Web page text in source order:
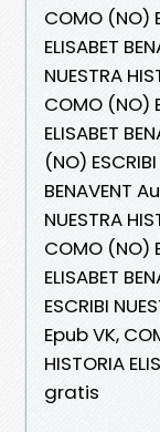
COMO (NO)
ELISABET
NUESTRA
COMO (NO)
ELISABET
(NO) ESCRIBI
BENAVENT
NUESTRA
COMO (NO)
ELISABET
ESCRIBI
Epub VK,
HISTORIA
gratis